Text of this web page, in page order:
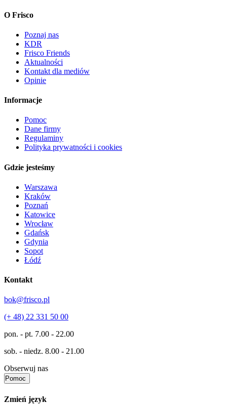
O Frisco
Poznaj nas
KDR
Frisco Friends
Aktualności
Kontakt dla mediów
Opinie
Informacje
Pomoc
Dane firmy
Regulaminy
Polityka prywatności i cookies
Gdzie jesteśmy
Warszawa
Kraków
Poznań
Katowice
Wrocław
Gdańsk
Gdynia
Sopot
Łódź
Kontakt
bok@frisco.pl
(+ 48) 22 331 50 00
pon. - pt. 7.00 - 22.00
sob. - niedz. 8.00 - 21.00
Obserwuj nas
Pomoc
Zmień język